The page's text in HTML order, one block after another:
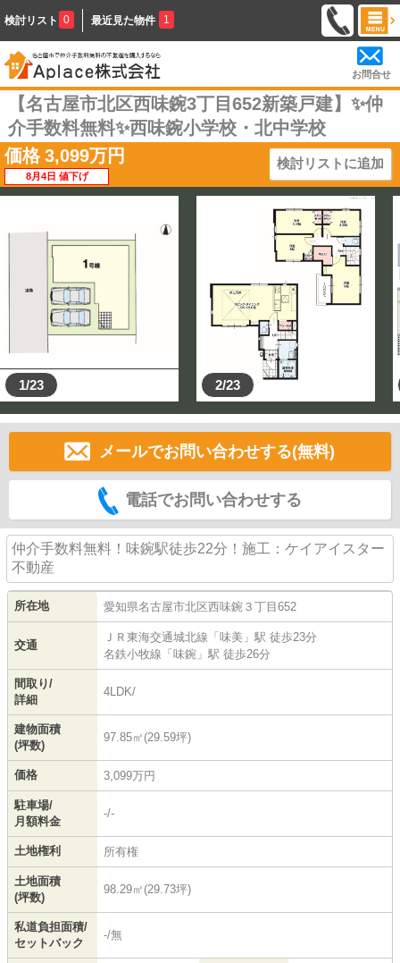
検討リスト 0 最近見た物件 1
お問合せ
【名古屋市北区西味鋺3丁目652新築戸建】✨️仲
介手数料無料✨️西味鋺小学校・北中学校
価格 3,099万円
8月4日 値下げ
検討リストに追加
1/23 2/23
メールでお問い合わせする(無料)
電話でお問い合わせする
仲介手数料無料！味鋺駅徒歩22分！施工：ケイアイスター
不動産
所在地 愛知県名古屋市北区西味鋺 ３丁目652
交通
ＪＲ東海交通城北線 「 味美 」駅 徒歩23分
名鉄小牧線 「 味鋺 」駅 徒歩26分
間取り/
詳細
4LDK/
建物面積
(坪数)
97.85㎡(29.59坪)
価格 3,099万円
駐車場/
月額料金
-/-
土地権利 所有権
土地面積
(坪数)
98.29㎡(29.73坪)
私道負担面積/
セットバック
-/無